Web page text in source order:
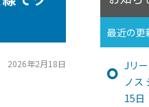
2026年2月18日
最近の更
Jリ
ノス
15日